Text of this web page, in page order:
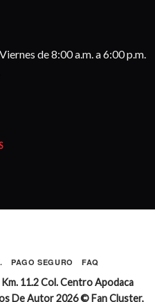
de 8:00 a.m. a 6:00 p.m.
PAGO SEGURO FAQ
11.2 Col. Centro Apodaca
De Autor 2026 © Fan Cluster,